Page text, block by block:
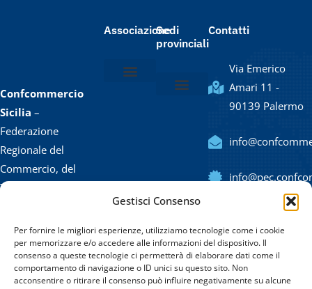
Gestisci Consenso
Per fornire le migliori esperienze, utilizziamo tecnologie come i cookie
per memorizzare e/o accedere alle informazioni del dispositivo. Il
consenso a queste tecnologie ci permetterà di elaborare dati come il
comportamento di navigazione o ID unici su questo sito. Non
acconsentire o ritirare il consenso può influire negativamente su alcune
Confcommercio
Sicilia –
Federazione
Regionale del
Commercio, del
Turismo, dei
Professioni e
delle PMI di
Sicilia.
Associazione
Sedi
provinciali
Contatti
Via Emerico
Amari 11 -
90139 Palermo
323420